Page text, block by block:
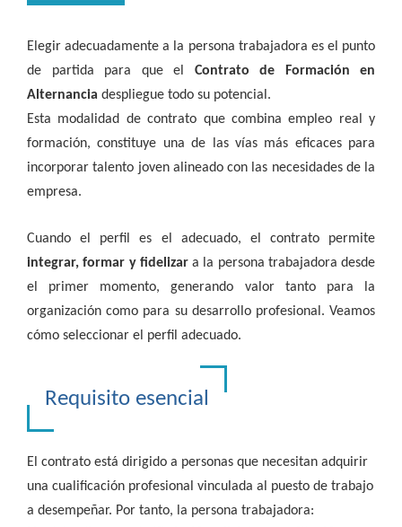
Elegir adecuadamente a la persona trabajadora es el punto
de partida para que el Contrato de Formación en
Alternancia despliegue todo su potencial.
Esta modalidad de contrato que combina empleo real y
formación, constituye una de las vías más eficaces para
incorporar talento joven alineado con las necesidades de la
empresa.
Cuando el perfil es el adecuado, el contrato permite
integrar, formar y fidelizara la persona trabajadora desde
el primer momento, generando valor tanto para la
organización como para su desarrollo profesional. Veamos
cómo seleccionar el perfil adecuado.
Requisito esencial
El contrato está dirigido a personas que necesitan adquirir
una cualificación profesional vinculada al puesto de trabajo
a desempeñar. Por tanto, la persona trabajadora: